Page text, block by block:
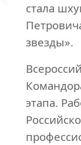
стала
звезды».
этапа.